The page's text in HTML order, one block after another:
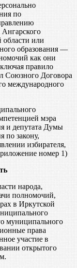
по
области или
образования —
как они
правило
Союзного Договора
международного
мэра
и депутата Думы
по закону,
избирателя,
номер 1)
народа,
полномочий,
в Иркутской
муниципального
права
участие в
открытого